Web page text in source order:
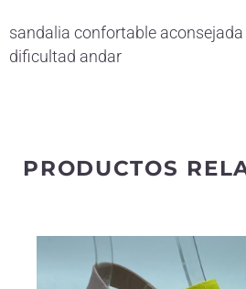
t
sandalia confortable
dificultad andar
PRODUCTOS